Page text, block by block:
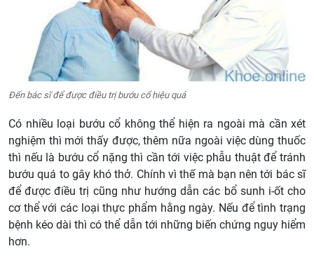
Đến bác sĩ để được điều trị bướu cổ hiệu quả
Có nhiều loại bướu cổ không thể hiện ra ngoài mà cần xét
nghiệm thì mới thấy được, thêm nữa ngoài việc dùng thuốc
thì nếu là bướu cổ nặng thì cần tới việc phẫu thuật để tránh
bướu quá to gây khó thở. Chính vì thế mà bạn nên tới bác sĩ
để được điều trị cũng như hướng dẫn các bổ sunh i-ốt cho
cơ thể với các loại thực phẩm hằng ngày. Nếu để tình trạng
bệnh kéo dài thì có thể dẫn tới những biến chứng nguy hiểm
hơn.